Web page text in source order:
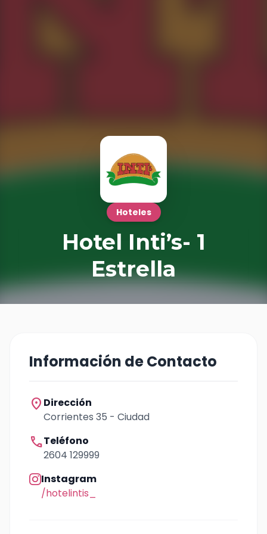
Hoteles
Hotel Inti’s- 1
Estrella
Información de Contacto
location_on Dirección
Corrientes 35 - Ciudad
callTeléfono
2604 129999
Instagram
/hotelintis_